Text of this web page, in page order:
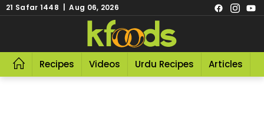
21 Safar 1448 | Aug 06, 2026
Recipes Videos Urdu Recipes Articles